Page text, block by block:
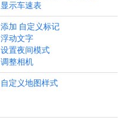
显示车速表
添加 自定义标记
浮动文字
设置夜间模式
调整相机
自定义地图样式